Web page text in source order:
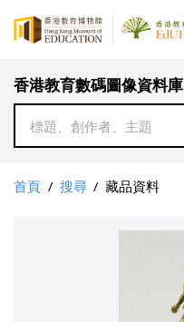
香港教育數碼圖像資料庫
首頁 / 搜尋 / 藏品資料